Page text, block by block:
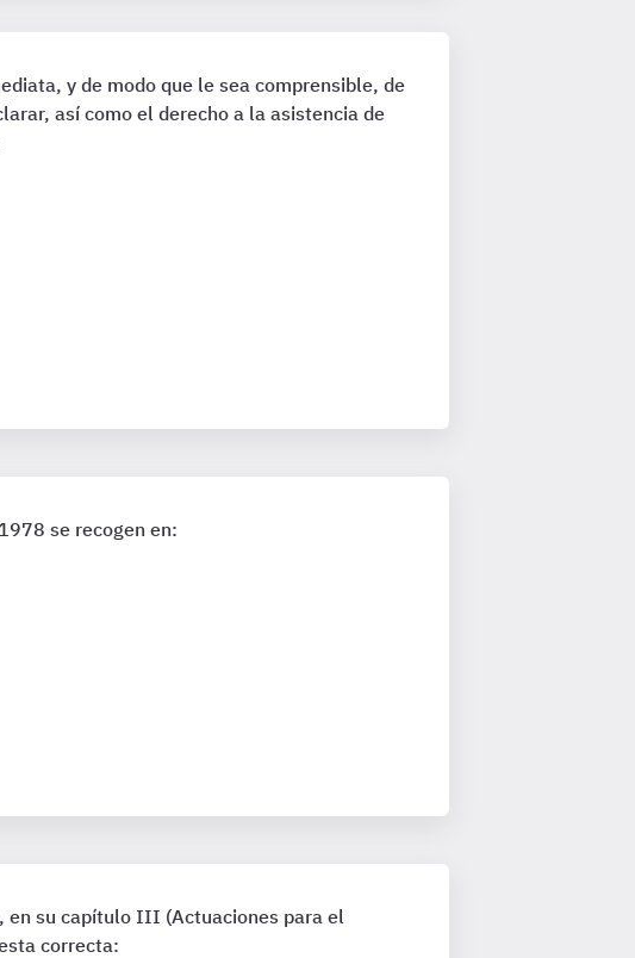
y de modo que le sea comprensible, de
así como el derecho a la asistencia de
se recogen en:
en su capítulo III (Actuaciones para el
correcta: